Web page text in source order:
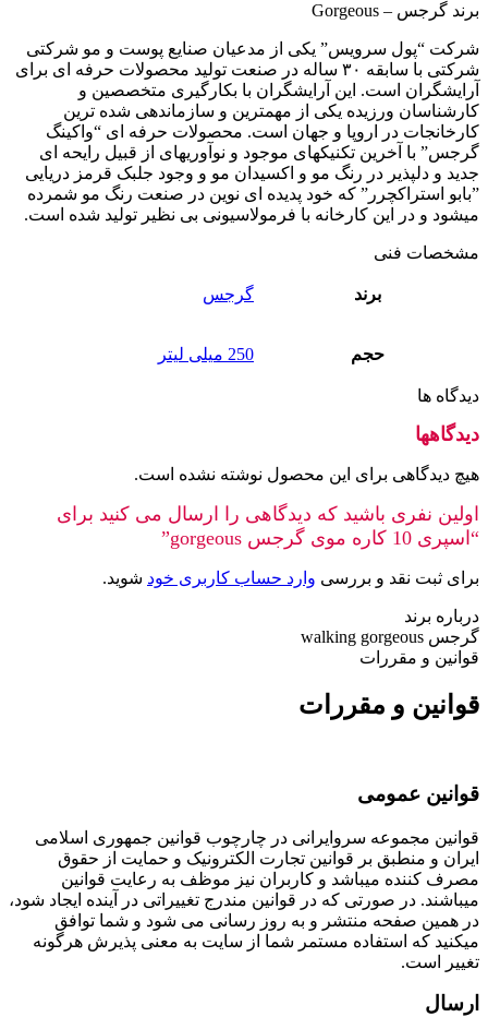
برند گرجس – Gorgeous
شرکت “پول سرویس” یکی از مدعیان صنایع پوست و مو شرکتی
شرکتی با سابقه ۳۰ ساله در صنعت تولید محصولات حرفه ای برای
آرایشگران است. این آرایشگران با بکارگیری متخصصین و
کارشناسان ورزیده یکی از مهمترین و سازماندهی شده ترین
کارخانجات در اروپا و جهان است. محصولات حرفه ای “واکینگ
گرجس” با آخرین تکنیکهای موجود و نوآوریهای از قبیل رایحه ای
جدید و دلپذیر در رنگ مو و اکسیدان مو و وجود جلبک قرمز دریایی
”بابو استراکچرر” که خود پدیده ای نوین در صنعت رنگ مو شمرده
میشود و در این کارخانه با فرمولاسیونی بی نظیر تولید شده است.
مشخصات فنی
برند گرجس
حجم 250 میلی لیتر
دیدگاه ها
دیدگاهها
هیچ دیدگاهی برای این محصول نوشته نشده است.
اولین نفری باشید که دیدگاهی را ارسال می کنید برای
“اسپری 10 کاره موی گرجس gorgeous”
برای ثبت نقد و بررسی وارد حساب کاربری خود شوید.
درباره برند
گرجس walking gorgeous
قوانین و مقررات
قوانین و مقررات
قوانین عمومی
قوانین مجموعه سروایرانی در چارچوب قوانین جمهوری اسلامی
ایران و منطبق بر قوانین تجارت الکترونیک و حمایت از حقوق
مصرف کننده میباشد و کاربران نیز موظف به رعایت قوانین
میباشند. در صورتی که در قوانین مندرج تغییراتی در آینده ایجاد شود،
در همین صفحه منتشر و به روز رسانی می شود و شما توافق
میکنید که استفاده مستمر شما از سایت به معنی پذیرش هرگونه
تغییر است.
ارسال